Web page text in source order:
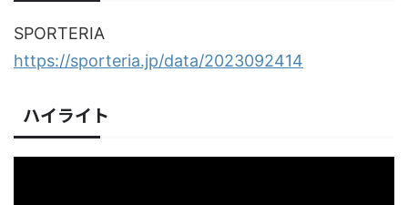
SPORTERIA
https://sporteria.jp/data/2023092414
ハイライト